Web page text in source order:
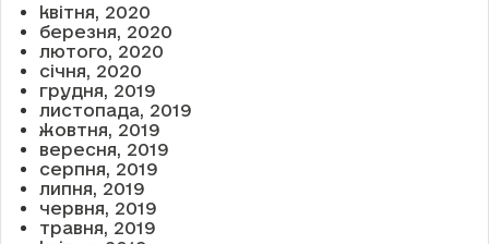
квітня, 2020
березня, 2020
лютого, 2020
січня, 2020
грудня, 2019
листопада, 2019
жовтня, 2019
вересня, 2019
серпня, 2019
липня, 2019
червня, 2019
травня, 2019